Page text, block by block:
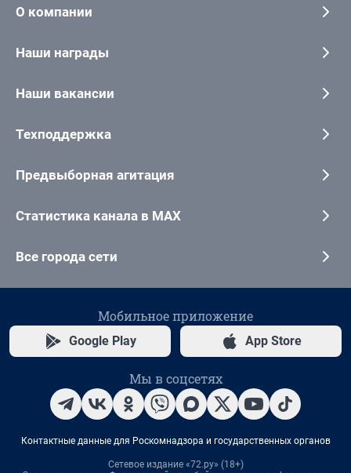
О компании
Наши награды
Наши вакансии
Техподдержка
Предвыборная агитация
Статистика канала в MAX
Все города сети
Мобильное приложение
Google Play App Store
Мы в соцсетях
Контактные данные для Роскомнадзора и государственных органов
Сетевое издание «72.ру» (18+)